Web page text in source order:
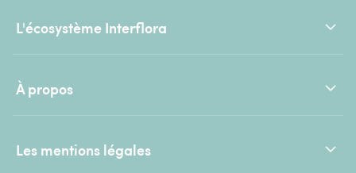
L'écosystème Interflora
À propos
Les mentions légales